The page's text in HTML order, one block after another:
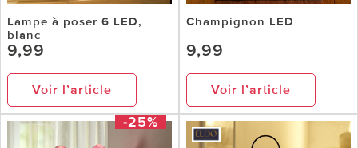
Lampe à poser 6 LED,
blanc
9,99
Voir l’article
Champignon LED
9,99
Voir l’article
-25%